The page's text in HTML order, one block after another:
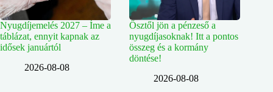
Nyugdíjemelés 2027 – Íme a
táblázat, ennyit kapnak az
idősek januártól
2026-08-08
Ősztől jön a pénzeső a
nyugdíjasoknak! Itt a pontos
összeg és a kormány
döntése!
2026-08-08